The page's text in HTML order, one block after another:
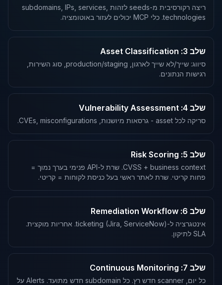
ריצה רקורסיבית מ-seeds לזהות subdomains, IPs, services,
technologies. כלי MCP יכולים לעזור באוטומציה.
שלב 3: Asset Classification
סיווג: שייך/לא שייך לארגון, production/staging, סוג השירות,
רגישות הנתונים.
שלב 4: Vulnerability Assessment
סריקה לכל asset - גרסאות מיושנות, CVEs, misconfigurations.
שלב 5: Risk Scoring
CVSS + business context. שרת ל-API פנימי בערך נמוך =
פחות קריטי. שרת לאתר ראשי בעל כניסת לקוחות = קריטי.
שלב 6: Remediation Workflow
אינטגרציה ל-ticketing (Jira, ServiceNow). אחריות מוקצית.
SLA לתיקון.
שלב 7: Continuous Monitoring
כל יום, scanner חדש רץ. כל subdomain חדש מתועד. Alerts על